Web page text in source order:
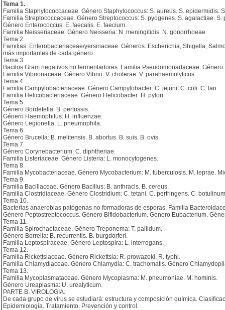
Tema 1.
Familia Staphylococcaceae. Género Staphylococcus: S. aureus. S. epidermidis.
Familia Streptococcaceae. Género Streptococcus: S. pyogenes. S. agalactiae.
Género Enterococcus: E. faecalis. E. faecium.
Familia Neisseriaceae. Género Neisseria: N. meningitidis. N. gonorrhoeae.
Tema 2.
Familias: Enterobacteriaceae/yersinaceae. Géneros: Escherichia, Shigella,
más importantes de cada género.
Tema 3.
Bacilos Gram negativos no fermentadores. Familia Pseudomonadaceae.
Familia Vibrionaceae. Género Vibrio: V. cholerae. V. parahaemolyticus.
Tema 4.
Familia Campylobacteriaceae. Género Campylobacter: C. jejuni. C. coli. C. lari.
Familia Helicobacteriaceae. Género Helicobacter: H. pylori.
Tema 5.
Género Bordetella: B. pertussis.
Género Haemophilus: H. influenzae.
Género Legionella: L. pneumophila.
Tema 6.
Género Brucella: B. melitensis. B. abortus. B. suis. B. ovis.
Tema 7.
Género Corynebacterium: C. diphtheriae.
Familia Listeriaceae. Género Listeria: L. monocytogenes.
Tema 8.
Familia Mycobacteriaceae. Género Mycobacterium: M. tuberculosis. M. leprae.
Tema 9.
Familia Bacillaceae. Género Bacillus: B. anthracis. B. cereus.
Familia Clostridiaceae. Género Clostridium: C. tetani. C. perfringens. C.
Tema 10.
Bacterias anaerobias patógenas no formadoras de esporas. Familia
Género Peptostreptococcus. Género Bifidobacterium. Género Eubacterium.
Tema 11.
Familia Spirochaetaceae. Género Treponema: T. pallidum.
Género Borrelia: B. recurrentis. B. burgdorferi.
Familia Leptospiraceae. Género Leptospira: L. interrogans.
Tema 12.
Familia Rickettsiaceae. Género Rickettsia: R. prowazeki. R. typhi.
Familia Chlamydiaceae. Género Chlamydia: C. trachomatis. Género
Tema 13.
Familia Mycoplasmataceae. Género Mycoplasma: M. pneumoniae. M. hominis.
Género Ureaplasma: U. urealyticum.
PARTE B. VIROLOGIA.
De cada grupo de virus se estudiará: estructura y composición química.
Epidemiología. Tratamiento. Prevención y control.